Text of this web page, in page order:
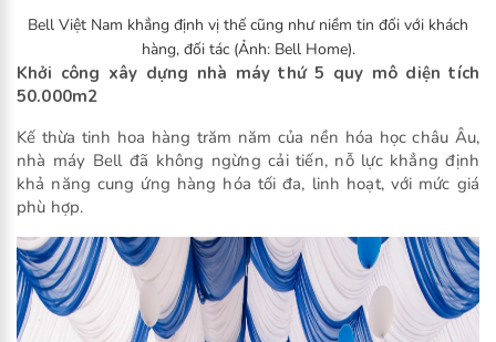
Bell Việt Nam khẳng định vị thế cũng như niềm tin đối với khách
hàng, đối tác (Ảnh: Bell Home).
Khởi công xây dựng nhà máy thứ 5 quy mô diện tích
50.000m2
Kế thừa tinh hoa hàng trăm năm của nền hóa học châu Âu,
nhà máy Bell đã không ngừng cải tiến, nỗ lực khẳng định
khả năng cung ứng hàng hóa tối đa, linh hoạt, với mức giá
phù hợp.